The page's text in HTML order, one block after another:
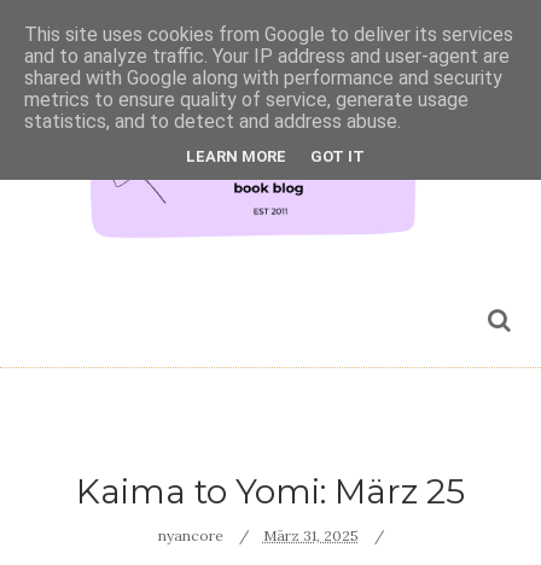
Kaima to Yomi: März 25
nyancore März 31, 2025
This site uses cookies from Google to deliver its services
and to analyze traffic. Your IP address and user-agent are
shared with Google along with performance and security
metrics to ensure quality of service, generate usage
statistics, and to detect and address abuse.
LEARN MORE GOT IT